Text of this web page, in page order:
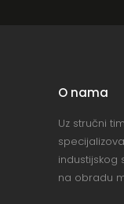
O nama
Uz stručni
industijskog
na obradu